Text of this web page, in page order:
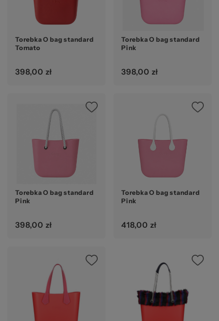
Torebka O bag standard
Tomato
398,00 zł
Torebka O bag standard
Pink
398,00 zł
Torebka O bag standard
Pink
398,00 zł
Torebka O bag standard
Pink
418,00 zł